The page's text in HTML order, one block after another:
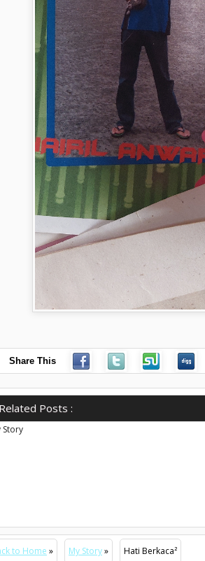
Share This
Related Posts :
Story
to Home » My Story» Hati Berkaca²